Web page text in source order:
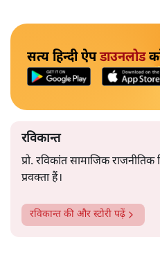
सत्य हिन्दी ऐपडाउनलोड
रविकान्त
प्रो. रविकांत सामाजिक
प्रवक्ता हैं।
रविकान्त की और स्टोरी पढ़ें